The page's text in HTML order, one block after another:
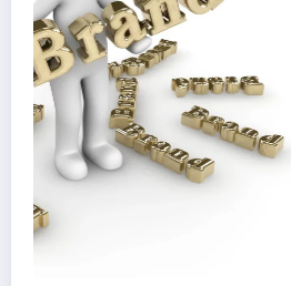
Jak wykorzystać
edukacyjnych?
Natalia